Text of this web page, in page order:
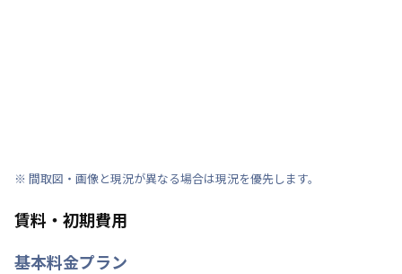
※ 間取図・画像と現況が異なる場合は現況を優先します。
賃料・初期費用
基本料金プラン